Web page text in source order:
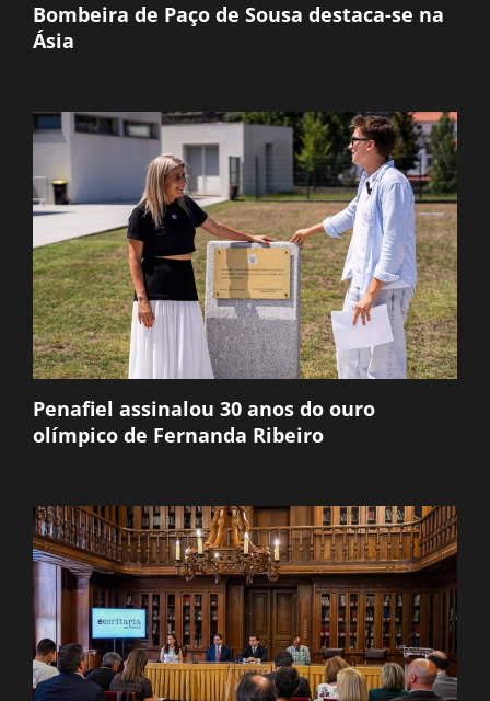
Bombeira de Paço de Sousa destaca-se na
Ásia
Penafiel assinalou 30 anos do ouro
olímpico de Fernanda Ribeiro